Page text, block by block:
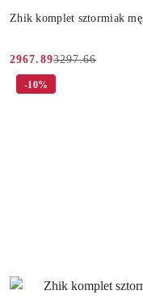
Zhik komplet sztormiak
Cena
promocyjna:
2967.89
Cena
przed
3297.66
-10%